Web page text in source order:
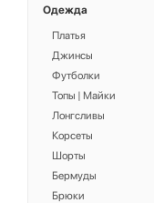
Одежда
Платья
Джинсы
Футболки
Топы | Майки
Лонгсливы
Корсеты
Шорты
Бермуды
Брюки